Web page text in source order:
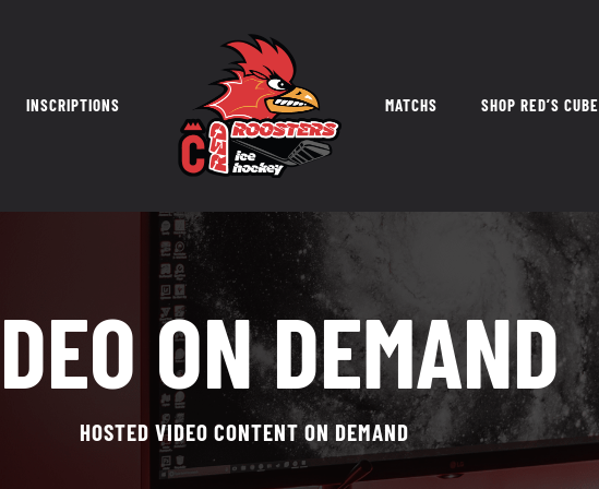
INSCRIPTIONS MATCHS SHOP RED’S CUBE
ON DEMAND
HOSTED VIDEO CONTENT ON DEMAND